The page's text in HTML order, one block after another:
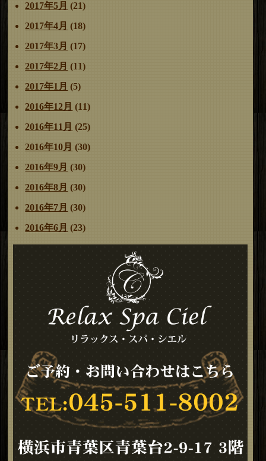
2017年5月 (21)
2017年4月 (18)
2017年3月 (17)
2017年2月 (11)
2017年1月 (5)
2016年12月 (11)
2016年11月 (25)
2016年10月 (30)
2016年9月 (30)
2016年8月 (30)
2016年7月 (30)
2016年6月 (23)